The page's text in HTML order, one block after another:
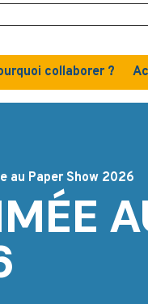
collaborer ?
au Paper Show 2026